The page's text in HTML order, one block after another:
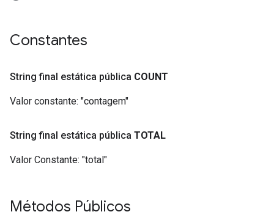
Constantes
String final estática pública COUNT
Valor constante: "contagem"
String final estática pública TOTAL
Valor Constante: "total"
Métodos Públicos